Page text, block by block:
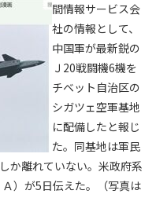
間情報サービス会
社の情報として、
中国軍が最新鋭の
Ｊ20戦闘機6機を
チベット自治区の
シガツェ空軍基地
に配備したと報じ
た。同基地は軍民
か離れていない。米政府系
）が5日伝えた。（写真は